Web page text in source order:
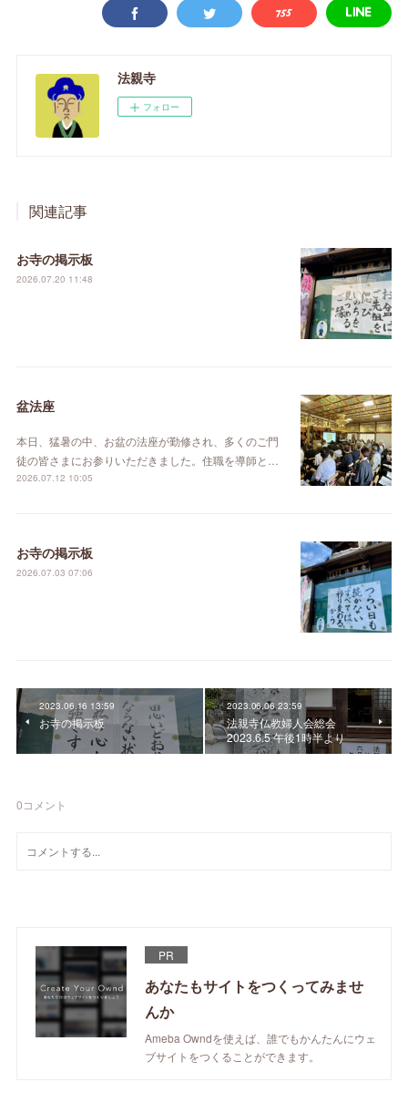
法親寺
フォロー
関連記事
お寺の掲示板
2026.07.20 11:48
盆法座
本日、猛暑の中、お盆の法座が勤修され、多くのご門
徒の皆さまにお参りいただきました。住職を導師と…
2026.07.12 10:05
お寺の掲示板
2026.07.03 07:06
2023.06.16 13:59
お寺の掲示板
2023.06.06 23:59
法親寺仏教婦人会総会
2023.6.5 午後1時半より
0コメント
PR
あなたもサイトをつくってみませ
んか
Ameba Owndを使えば、誰でもかんたんにウェ
ブサイトをつくることができます。